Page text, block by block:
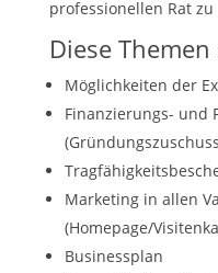
professionellen Rat zu
Diese
Möglichkeiten der
Finanzierungs- und
Marketing in allen
(Homepage/
Businessplan